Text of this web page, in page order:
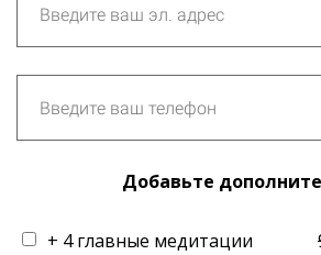
Добавьте
+ 4 главные медитации